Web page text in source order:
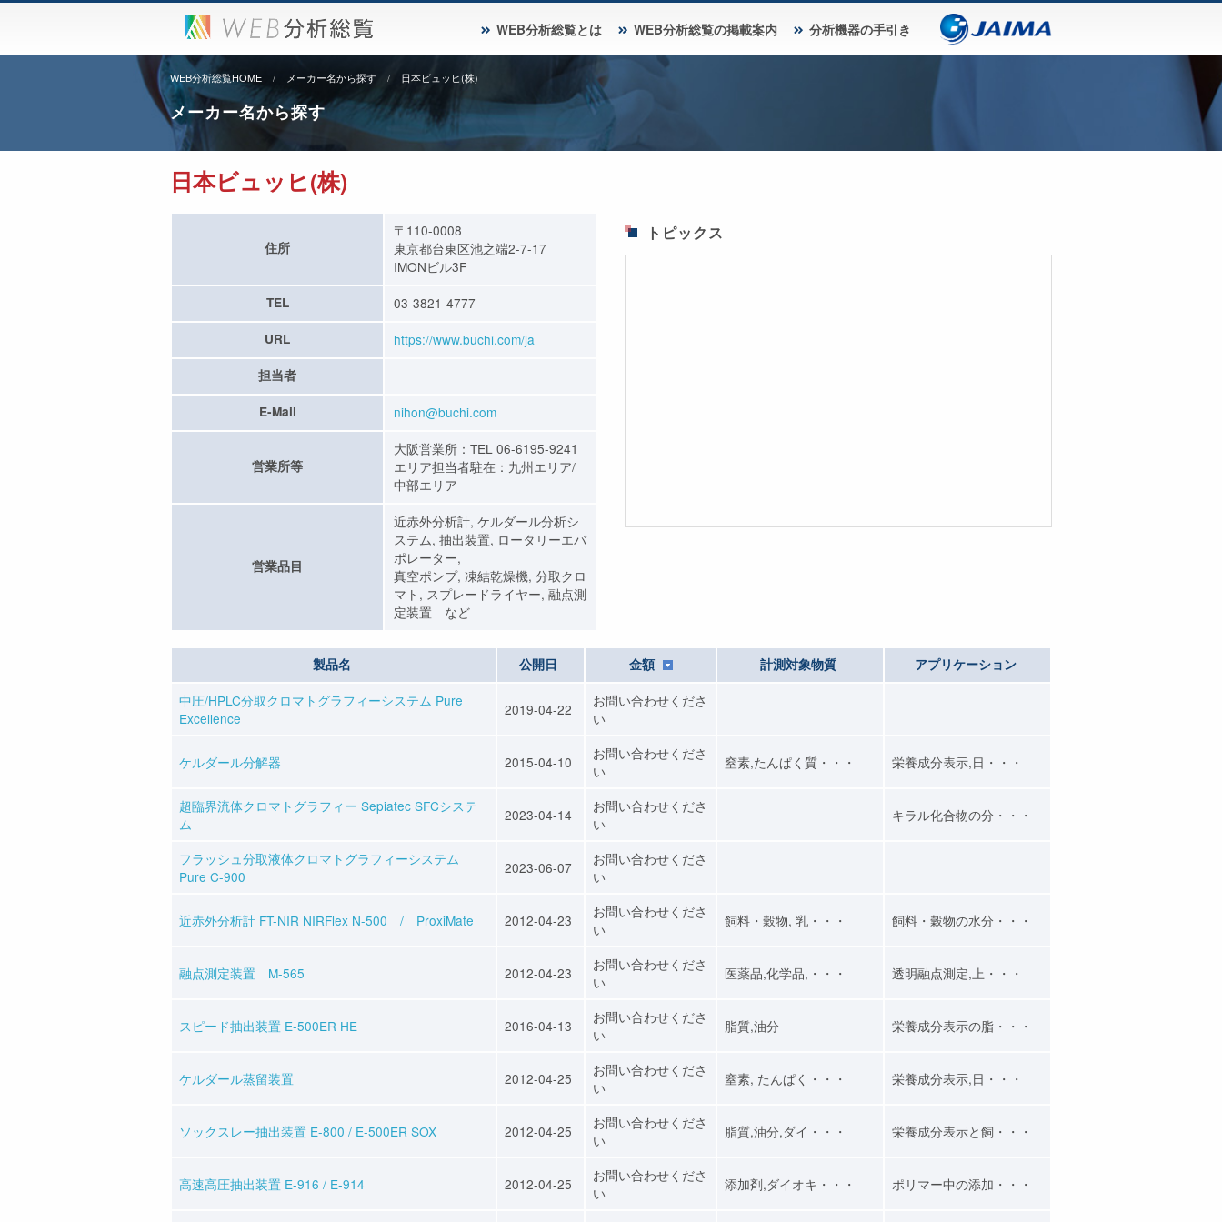
WEB分析総覧とは WEB分析総覧の掲載案内 分析機器の手引き
WEB分析総覧HOME メーカー名から探す 日本ビュッヒ(株)
メーカー名から探す
日本ビュッヒ(株)
住所
〒110-0008
東京都台東区池之端2-7-17
IMONビル3F
TEL 03-3821-4777
URL https://www.buchi.com/ja
担当者
E-Mail nihon@buchi.com
営業所等
大阪営業所：TEL 06-6195-9241
エリア担当者駐在：九州エリア/
中部エリア
営業品目
近赤外分析計, ケルダール分析シ
ステム, 抽出装置, ロータリーエバ
ポレーター,
真空ポンプ, 凍結乾燥機, 分取クロ
マト, スプレードライヤー, 融点測
定装置 など
トピックス
製品名 公開日 金額 計測対象物質 アプリケーション
中圧/HPLC分取クロマトグラフィーシステム Pure
Excellence
2019-04-22
お問い合わせくださ
い
ケルダール分解器 2015-04-10
お問い合わせくださ
い
窒素,たんぱく質・・・ 栄養成分表示,日・・・
超臨界流体クロマトグラフィー Sepiatec SFCシステ
ム
2023-04-14
お問い合わせくださ
い
キラル化合物の分・・・
フラッシュ分取液体クロマトグラフィーシステム
Pure C-900
2023-06-07
お問い合わせくださ
い
近赤外分析計 FT-NIR NIRFlex N-500 / ProxiMate 2012-04-23
お問い合わせくださ
い
飼料・穀物, 乳・・・ 飼料・穀物の水分・・・
融点測定装置 M-565 2012-04-23
お問い合わせくださ
い
医薬品,化学品,・・・ 透明融点測定,上・・・
スピード抽出装置 E-500ER HE 2016-04-13
お問い合わせくださ
い
脂質,油分 栄養成分表示の脂・・・
ケルダール蒸留装置 2012-04-25
お問い合わせくださ
い
窒素, たんぱく・・・ 栄養成分表示,日・・・
ソックスレー抽出装置 E-800 / E-500ER SOX 2012-04-25
お問い合わせくださ
い
脂質,油分,ダイ・・・ 栄養成分表示と飼・・・
高速高圧抽出装置 E-916 / E-914 2012-04-25
お問い合わせくださ
い
添加剤,ダイオキ・・・ ポリマー中の添加・・・